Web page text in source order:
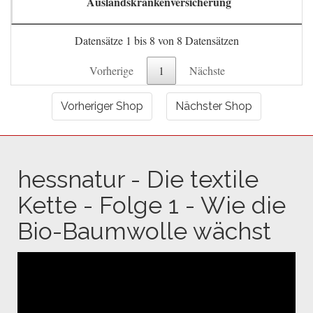
Datensätze 1 bis 8 von 8 Datensätzen
Vorherige 1 Nächste
Vorheriger Shop Nächster Shop
hessnatur - Die textile
Kette - Folge 1 - Wie die
Bio-Baumwolle wächst